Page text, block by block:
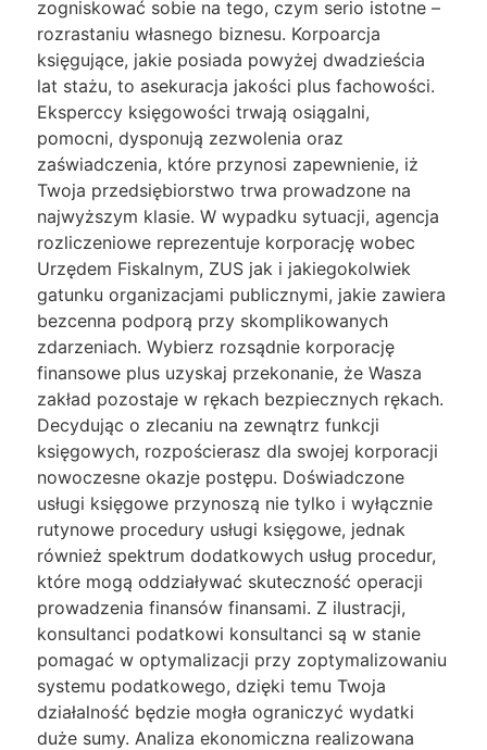
zogniskować sobie na tego, czym serio istotne –
rozrastaniu własnego biznesu. Korpoarcja
księgujące, jakie posiada powyżej dwadzieścia
lat stażu, to asekuracja jakości plus fachowości.
Eksperccy księgowości trwają osiągalni,
pomocni, dysponują zezwolenia oraz
zaświadczenia, które przynosi zapewnienie, iż
Twoja przedsiębiorstwo trwa prowadzone na
najwyższym klasie. W wypadku sytuacji, agencja
rozliczeniowe reprezentuje korporację wobec
Urzędem Fiskalnym, ZUS jak i jakiegokolwiek
gatunku organizacjami publicznymi, jakie zawiera
bezcenna podporą przy skomplikowanych
zdarzeniach. Wybierz rozsądnie korporację
finansowe plus uzyskaj przekonanie, że Wasza
zakład pozostaje w rękach bezpiecznych rękach.
Decydując o zlecaniu na zewnątrz funkcji
księgowych, rozpościerasz dla swojej korporacji
nowoczesne okazje postępu. Doświadczone
usługi księgowe przynoszą nie tylko i wyłącznie
rutynowe procedury usługi księgowe, jednak
również spektrum dodatkowych usług procedur,
które mogą oddziaływać skuteczność operacji
prowadzenia finansów finansami. Z ilustracji,
konsultanci podatkowi konsultanci są w stanie
pomagać w optymalizacji przy zoptymalizowaniu
systemu podatkowego, dzięki temu Twoja
działalność będzie mogła ograniczyć wydatki
duże sumy. Analiza ekonomiczna realizowana